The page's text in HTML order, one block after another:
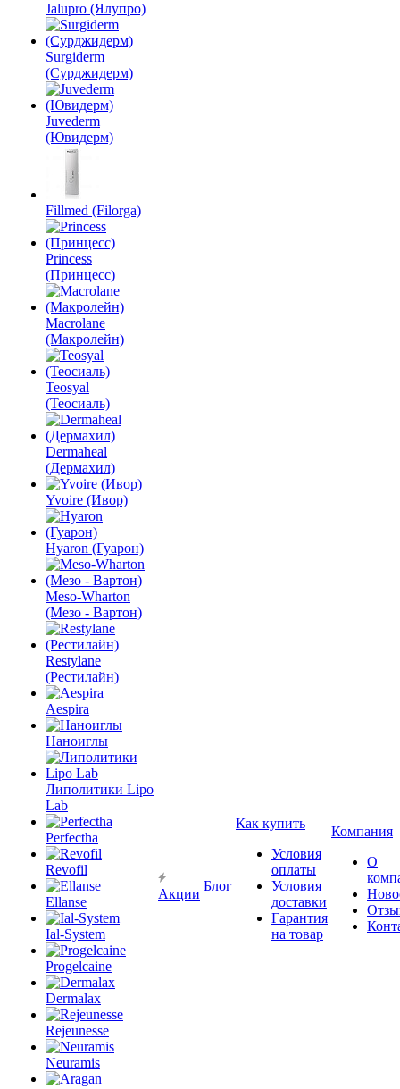
Jalupro (Ялупро)
Surgiderm
(Сурджидерм)
Juvederm
(Ювидерм)
Fillmed (Filorga)
Princess
(Принцесс)
Macrolane
(Макролейн)
Teosyal
(Теосиаль)
Dermaheal
(Дермахил)
Yvoire (Ивор)
Hyaron (Гуарон)
Meso-Wharton
(Мезо - Вартон)
Restylane
(Рестилайн)
Aespira
Наноиглы
Липолитики Lipo
Lab
Perfectha
Revofil
Ellanse
Ial-System
Progelcaine
Dermalax
Rejeunesse
Neuramis
Акции
Блог
Как купить
Условия
оплаты
Условия
доставки
Гарантия
на товар
Компания
О